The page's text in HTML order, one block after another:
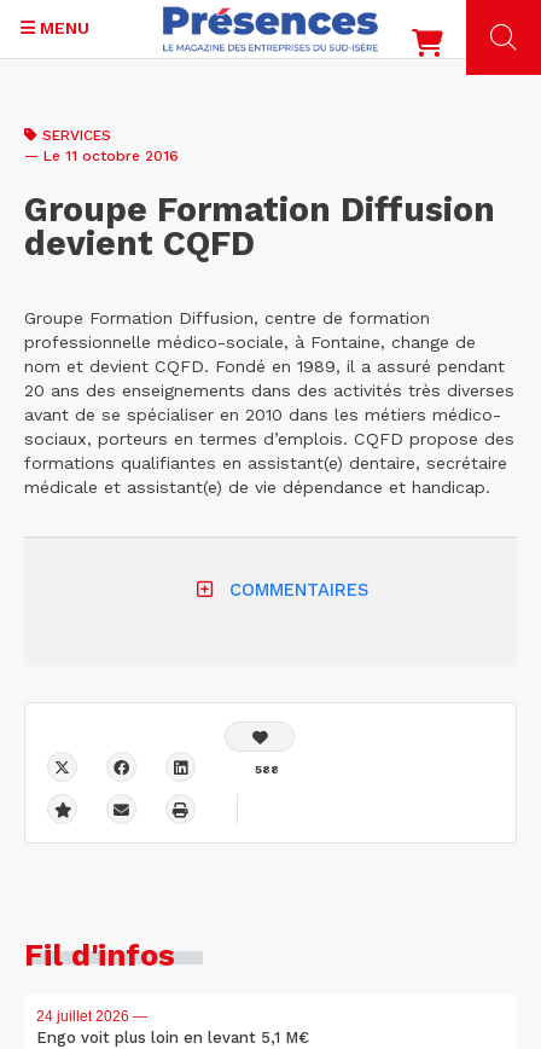
contenu
MENU
SERVICES
— Le 11 octobre 2016
Groupe Formation Diffusion
devient CQFD
Groupe Formation Diffusion, centre de formation
professionnelle médico-sociale, à Fontaine, change de
nom et devient CQFD. Fondé en 1989, il a assuré pendant
20 ans des enseignements dans des activités très diverses
avant de se spécialiser en 2010 dans les métiers médico-
sociaux, porteurs en termes d’emplois. CQFD propose des
formations qualifiantes en assistant(e) dentaire, secrétaire
médicale et assistant(e) de vie dépendance et handicap.
COMMENTAIRES
588
Fil d'infos
24 juillet 2026 —
Engo voit plus loin en levant 5,1 M€